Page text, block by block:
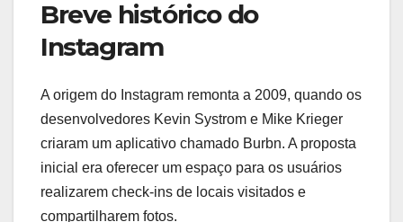
Breve histórico do
Instagram
A origem do Instagram remonta a 2009, quando os
desenvolvedores Kevin Systrom e Mike Krieger
criaram um aplicativo chamado Burbn. A proposta
inicial era oferecer um espaço para os usuários
realizarem check-ins de locais visitados e
compartilharem fotos.